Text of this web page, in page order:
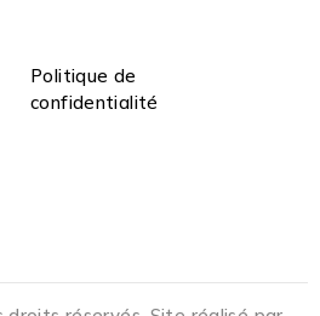
Politique de
confidentialité